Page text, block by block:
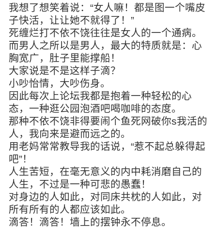
我想了想笑着说：“女人嘛！都是图一个嘴皮
子快活，让让她不就得了！”
死缠烂打不依不饶往往是女人的一个通病。
而男人之所以是男人，最大的特质就是：心
胸宽广，肚子里能撑船！
大家说是不是这样子滴？
小吵怡情，大吵伤身。
因此每次上论坛我都是抱着一种轻松的心
态，一种逛公园泡酒吧喝咖啡的态度。
那种不依不饶非得要闹个鱼死网破你s我活的
人，我向来是避而远之的。
用老妈常常教导我的话说，“惹不起总躲得起
吧”！
人生苦短，在毫无意义的内中耗消磨自己的
人生，不过是一种可悲的愚蠢！
对身边的人如此，对同床共枕的人如此，对
所有所有的人都应该如此。
滴答！滴答！墙上的摆钟永不停息。